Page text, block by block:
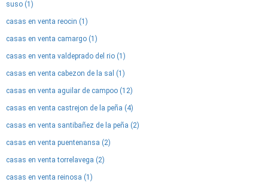
suso (1)
casas en venta reocin (1)
casas en venta camargo (1)
casas en venta valdeprado del rio (1)
casas en venta cabezon de la sal (1)
casas en venta aguilar de campoo (12)
casas en venta castrejon de la peña (4)
casas en venta santibañez de la peña (2)
casas en venta puentenansa (2)
casas en venta torrelavega (2)
casas en venta reinosa (1)